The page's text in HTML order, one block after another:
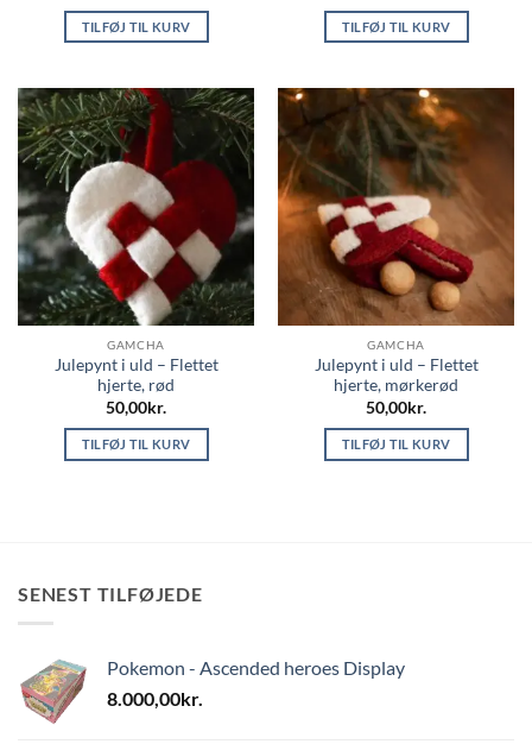
TILFØJ TIL KURV TILFØJ TIL KURV
GAMCHA
Julepynt i uld – Flettet
hjerte, rød
50,00kr.
TILFØJ TIL KURV
GAMCHA
Julepynt i uld – Flettet
hjerte, mørkerød
50,00kr.
TILFØJ TIL KURV
SENEST TILFØJEDE
Pokemon - Ascended heroes Display
8.000,00kr.